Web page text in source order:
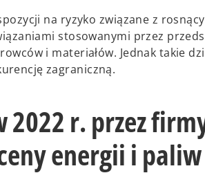
na ryzyko związane z
stosowanymi przez
i materiałów. Jednak takie
zagraniczną.
2022 r. przez
energii i